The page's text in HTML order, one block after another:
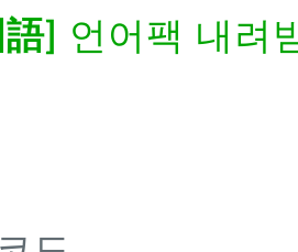
] 언어팩 내려